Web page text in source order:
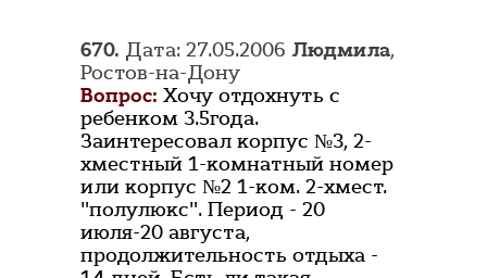
670. Дата: 27.05.2006 Людмила,
Ростов-на-Дону
Вопрос: Хочу отдохнуть с
ребенком 3.5года.
Заинтересовал корпус №3, 2-
хместный 1-комнатный номер
или корпус №2 1-ком. 2-хмест.
"полулюкс". Период - 20
июля-20 августа,
продолжительность отдыха -